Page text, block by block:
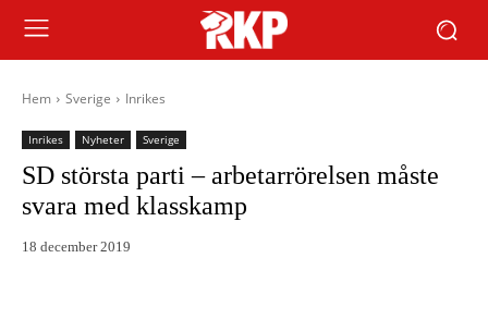
Hem Sverige Inrikes
Inrikes Nyheter Sverige
SD största parti – arbetarrörelsen måste
svara med klasskamp
18 december 2019